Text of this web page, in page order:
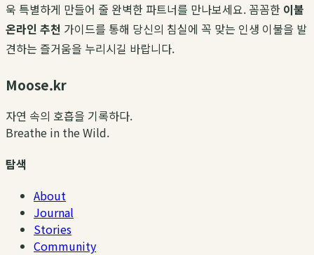
욱 특별하게 만들어 줄 완벽한 파트너를 만나보세요. 꼼꼼한 이불
온라인 추천 가이드를 통해 당신의 침실에 꼭 맞는 인생 이불을 발
견하는 즐거움을 누리시길 바랍니다.
Moose.kr
자연 속의 호흡을 기록하다.
Breathe in the Wild.
탐색
About
Journal
Stories
Community